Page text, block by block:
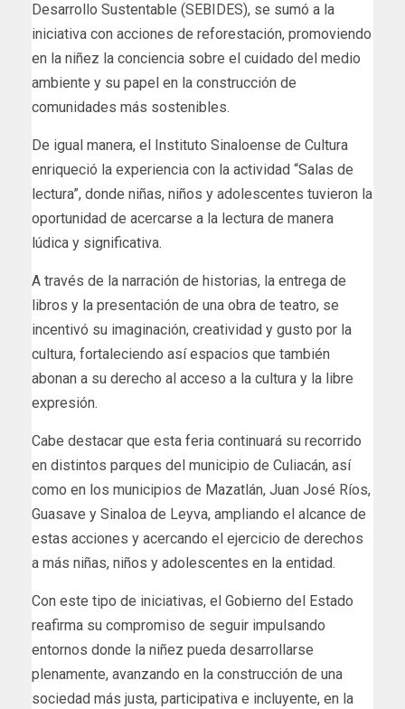
Desarrollo Sustentable (SEBIDES), se sumó a la
iniciativa con acciones de reforestación, promoviendo
en la niñez la conciencia sobre el cuidado del medio
ambiente y su papel en la construcción de
comunidades más sostenibles.
De igual manera, el Instituto Sinaloense de Cultura
enriqueció la experiencia con la actividad “Salas de
lectura”, donde niñas, niños y adolescentes tuvieron la
oportunidad de acercarse a la lectura de manera
lúdica y significativa.
A través de la narración de historias, la entrega de
libros y la presentación de una obra de teatro, se
incentivó su imaginación, creatividad y gusto por la
cultura, fortaleciendo así espacios que también
abonan a su derecho al acceso a la cultura y la libre
expresión.
Cabe destacar que esta feria continuará su recorrido
en distintos parques del municipio de Culiacán, así
como en los municipios de Mazatlán, Juan José Ríos,
Guasave y Sinaloa de Leyva, ampliando el alcance de
estas acciones y acercando el ejercicio de derechos
a más niñas, niños y adolescentes en la entidad.
Con este tipo de iniciativas, el Gobierno del Estado
reafirma su compromiso de seguir impulsando
entornos donde la niñez pueda desarrollarse
plenamente, avanzando en la construcción de una
sociedad más justa, participativa e incluyente, en la